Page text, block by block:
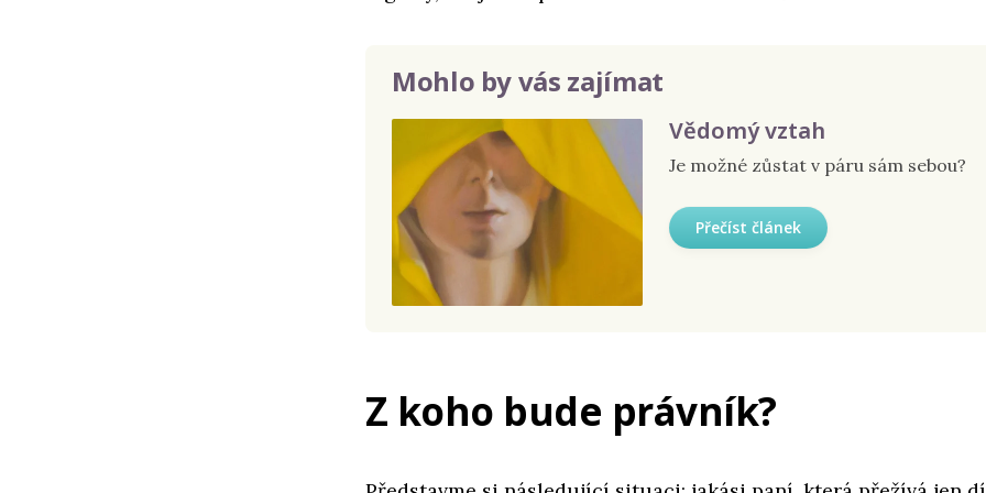
Mohlo by vás zajímat
Vědomý vztah
Je možné zůstat v páru sám sebou?
Přečíst článek
Z koho bude právník?